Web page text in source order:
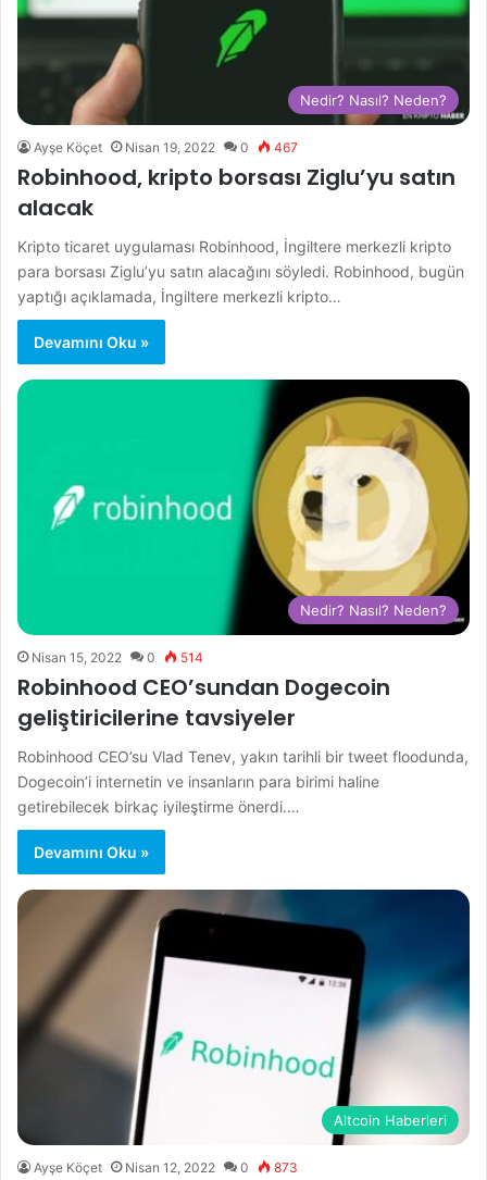
Nedir? Nasıl? Neden?
Ayşe Köçet Nisan 19, 2022 0 467
Robinhood, kripto borsası Ziglu’yu satın
alacak
Kripto ticaret uygulaması Robinhood, İngiltere merkezli kripto
para borsası Ziglu’yu satın alacağını söyledi. Robinhood, bugün
yaptığı açıklamada, İngiltere merkezli kripto…
Devamını Oku »
Nedir? Nasıl? Neden?
Nisan 15, 2022 0 514
Robinhood CEO’sundan Dogecoin
geliştiricilerine tavsiyeler
Robinhood CEO’su Vlad Tenev, yakın tarihli bir tweet floodunda,
Dogecoin’i internetin ve insanların para birimi haline
getirebilecek birkaç iyileştirme önerdi.…
Devamını Oku »
Altcoin Haberleri
Ayşe Köçet Nisan 12, 2022 0 873